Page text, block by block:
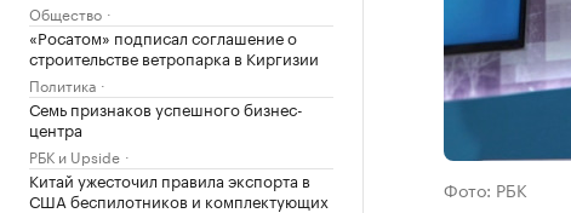
Общество
«Росатом» подписал соглашение о
строительстве ветропарка в Киргизии
Политика
Семь признаков успешного бизнес-
центра
РБК и Upside
Китай ужесточил правила экспорта в
США беспилотников и комплектующих
Фото: РБК